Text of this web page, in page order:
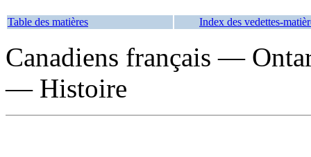
Table des matières Index des vedettes-
Canadiens français —
— Histoire